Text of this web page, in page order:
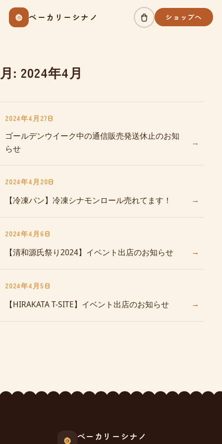
Skip
ベーカリーシナノ ショップへ
月:2024年4月
2024年4月27日
ゴールデンウイーク中の通信販売発送休止のお知
らせ
→
2024年4月20日
【冷凍パン】冷凍シナモンロール売れてます！ →
2024年4月6日
【清和源氏祭り2024】イベント出店のお知らせ →
2024年4月5日
【HIRAKATA T-SITE】イベント出店のお知らせ →
ベーカリーシナノ